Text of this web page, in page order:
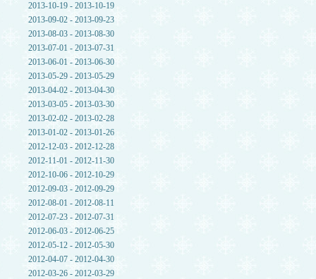
2013-10-19 - 2013-10-19
2013-09-02 - 2013-09-23
2013-08-03 - 2013-08-30
2013-07-01 - 2013-07-31
2013-06-01 - 2013-06-30
2013-05-29 - 2013-05-29
2013-04-02 - 2013-04-30
2013-03-05 - 2013-03-30
2013-02-02 - 2013-02-28
2013-01-02 - 2013-01-26
2012-12-03 - 2012-12-28
2012-11-01 - 2012-11-30
2012-10-06 - 2012-10-29
2012-09-03 - 2012-09-29
2012-08-01 - 2012-08-11
2012-07-23 - 2012-07-31
2012-06-03 - 2012-06-25
2012-05-12 - 2012-05-30
2012-04-07 - 2012-04-30
2012-03-26 - 2012-03-29